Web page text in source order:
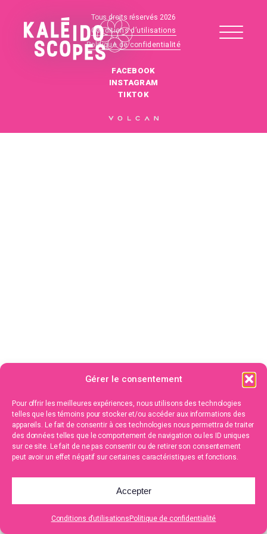
Gérer le consentement
Pour offrir les meilleures expériences, nous utilisons des technologies
telles que les témoins pour stocker et/ou accéder aux informations des
appareils. Le fait de consentir à ces technologies nous permettra de traiter
des données telles que le comportement de navigation ou les ID uniques
sur ce site. Le fait de ne pas consentir ou de retirer son consentement
peut avoir un effet négatif sur certaines caractéristiques et fonctions.
Accepter
Conditions d’utilisations Politique de confidentialité
Tous droits réservés 2026
Conditions d’utilisations
Politique de confidentialité
FACEBOOK
INSTAGRAM
TIKTOK